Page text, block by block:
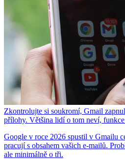
Zkontrolujte si soukromí, Gmail
přílohy. Většina lidí o tom neví,
Google v roce 2026 spustil v Gmailu
pracují s obsahem vašich e-mailů.
ale minimálně o tři.